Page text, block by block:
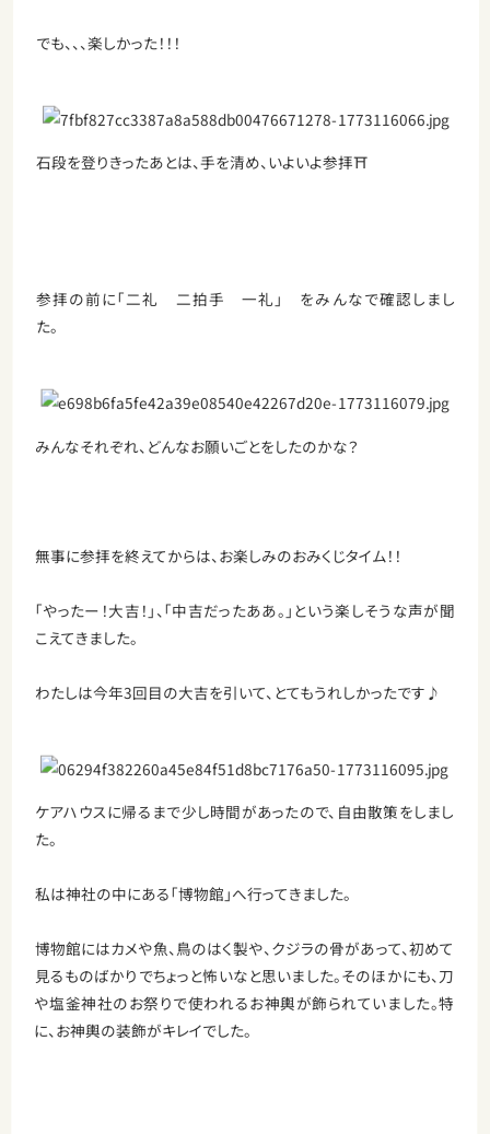
でも、、、楽しかった！！！
石段を登りきったあとは、手を清め、いよいよ参拝⛩
参拝の前に「二礼 二拍手 一礼」 をみんなで確認しまし
た。
みんなそれぞれ、どんなお願いごとをしたのかな？
無事に参拝を終えてからは、お楽しみのおみくじタイム！！
「やったー！大吉！」、「中吉だったああ。」という楽しそうな声が聞
こえてきました。
わたしは今年3回目の大吉を引いて、とてもうれしかったです♪
ケアハウスに帰るまで少し時間があったので、自由散策をしまし
た。
私は神社の中にある「博物館」へ行ってきました。
博物館にはカメや魚、鳥のはく製や、クジラの骨があって、初めて
見るものばかりでちょっと怖いなと思いました。そのほかにも、刀
や塩釜神社のお祭りで使われるお神輿が飾られていました。特
に、お神輿の装飾がキレイでした。